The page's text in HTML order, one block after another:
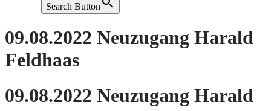
Search Button
09.08.2022 Neuzugang Harald
Feldhaas
09.08.2022 Neuzugang Harald